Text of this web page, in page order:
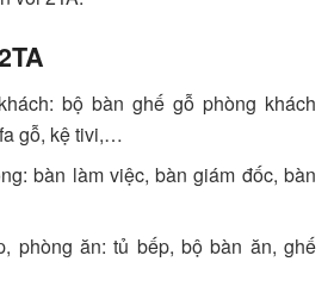
bộ bàn ghế gỗ phòng khách
gỗ, kệ tivi,…
bàn làm việc, bàn giám đốc, bàn
phòng ăn: tủ bếp, bộ bàn ăn, ghế